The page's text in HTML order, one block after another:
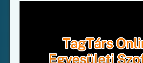
és szervezetek online
Tagok és tagdíjak
tagsági típus